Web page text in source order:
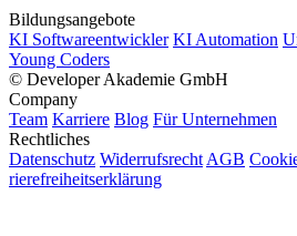
Bildungsangebote
KI Softwareentwickler KI Automation
Young Coders
© Developer Akademie GmbH
Company
Team Karriere Blog Für Unternehmen
Rechtliches
Datenschutz Widerrufsrecht AGB
rierefreiheitserklärung